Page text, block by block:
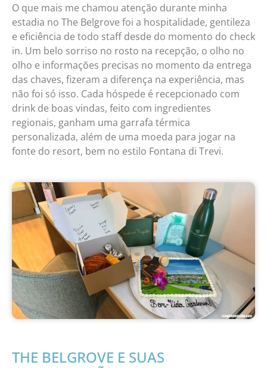
O que mais me chamou atenção durante minha
estadia no The Belgrove foi a hospitalidade, gentileza
e eficiência de todo staff desde do momento do check
in. Um belo sorriso no rosto na recepção, o olho no
olho e informações precisas no momento da entrega
das chaves, fizeram a diferença na experiência, mas
não foi só isso. Cada hóspede é recepcionado com
drink de boas vindas, feito com ingredientes
regionais, ganham uma garrafa térmica
personalizada, além de uma moeda para jogar na
fonte do resort, bem no estilo Fontana di Trevi.
THE BELGROVE E SUAS